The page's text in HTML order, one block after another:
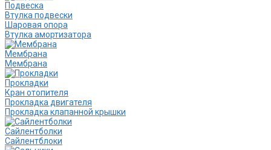
Подвеска
Втулка подвески
Шаровая опора
Втулка амортизатора
Мембрана
Мембрана
Прокладки
Кран отопителя
Прокладка двигателя
Прокладка клапанной крышки
Сайлентболки
Сайлентблоки